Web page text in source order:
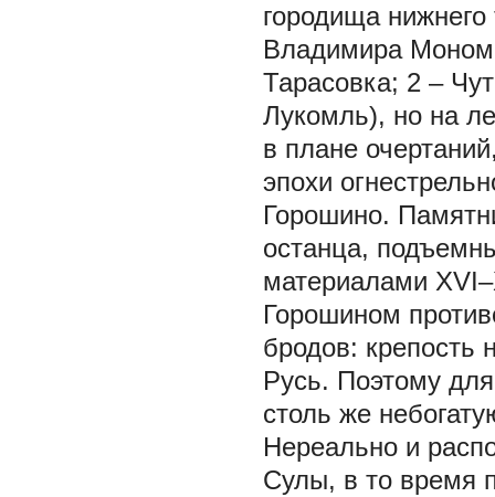
городища
Владимира
Тарасовка; 2 –
Лукомль), но на
в плане
эпохи
Горошино.
останца,
материалами
Горошином
бродов: крепость
Русь. Поэтому
столь же
Нереально и
Сулы, в то время